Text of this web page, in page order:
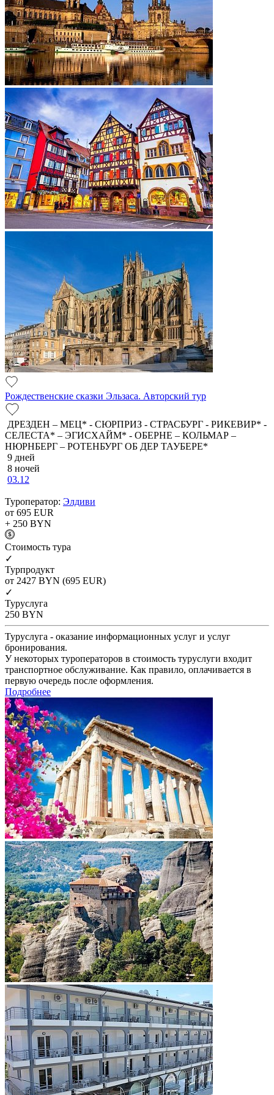
Рождественские сказки Эльзаса. Авторский тур
ДРЕЗДЕН – МЕЦ* - СЮРПРИЗ - СТРАСБУРГ - РИКЕВИР* -
СЕЛЕСТА* – ЭГИСХАЙМ* - ОБЕРНЕ – КОЛЬМАР –
НЮРНБЕРГ – РОТЕНБУРГ ОБ ДЕР ТАУБЕРЕ*
9 дней
8 ночей
03.12
Туроператор: Элдиви
от 695 EUR
+ 250 BYN
Cтоимость тура
✓
Турпродукт
от 2427 BYN (695 EUR)
✓
Туруслуга
250 BYN
Туруслуга - оказание информационных услуг и услуг
бронирования.
У некоторых туроператоров в стоимость туруслуги входит
транспортное обслуживание. Как правило, оплачивается в
первую очередь после оформления.
Подробнее